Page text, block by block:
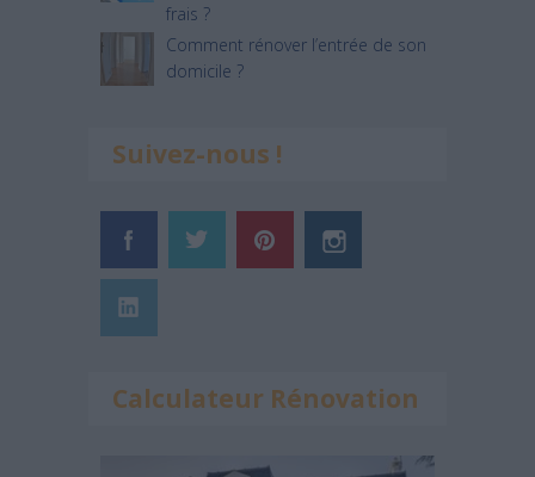
frais ?
Comment rénover l’entrée de son
domicile ?
Suivez-nous !
Calculateur Rénovation